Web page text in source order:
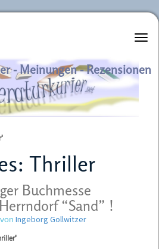
- Meinungen - Rezensionen
Thriller
Buchmesse
“Sand” !
von Ingeborg Gollwitzer